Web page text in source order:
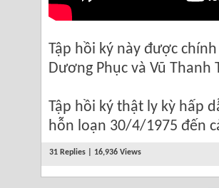
Tập hồi ký này được
Dương Phục và Vũ Thanh
Tập hồi ký thật ly kỳ hấp
hỗn loạn 30/4/1975 đến
31 Replies | 16,936 Views